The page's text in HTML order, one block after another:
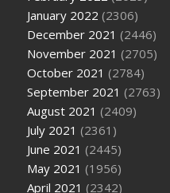
January 2022 (2306)
December 2021 (2446)
November 2021 (2705)
October 2021 (2784)
September 2021 (2763)
August 2021 (2409)
July 2021 (2361)
June 2021 (2445)
May 2021 (1956)
April 2021 (2342)